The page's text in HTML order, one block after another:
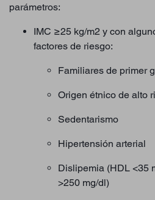
parámetros:
IMC ≥25 kg/m2 y con
factores de riesgo:
Familiares de primer
Origen étnico de alto
Sedentarismo
Hipertensión arterial
Dislipemia (HDL <35
>250 mg/dl)